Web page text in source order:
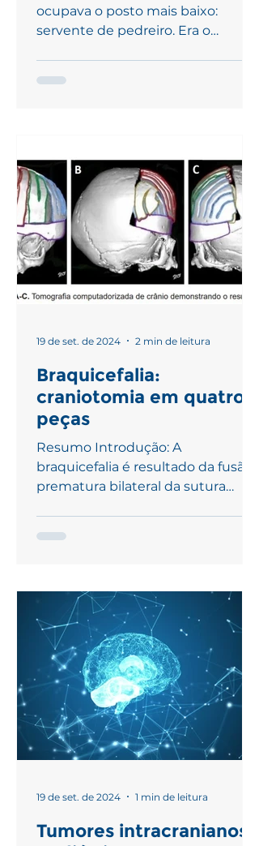
ocupava o posto mais baixo:
servente de pedreiro. Era o
Braquicefalia:
craniotomia em quatro
peças
Resumo Introdução: A
braquicefalia é resultado da fusão
prematura bilateral da sutura
19 de set. de 2024 2 min de leitura
Tumores intracranianos
19 de set. de 2024 1 min de leitura